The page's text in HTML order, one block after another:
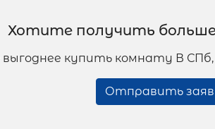
Хотите получить
выгоднее купить комнату В
Отправить